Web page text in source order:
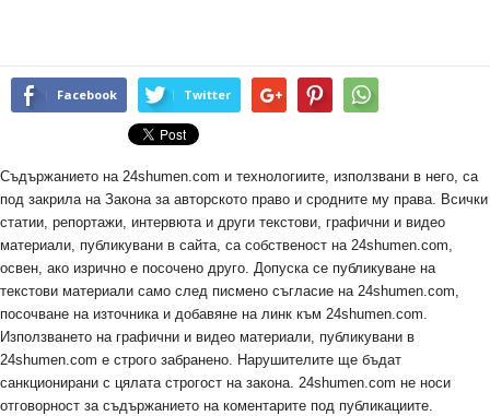
Facebook Twitter
Съдържанието на 24shumen.com и технологиите, използвани в него, са
под закрила на Закона за авторското право и сродните му права. Всички
статии, репортажи, интервюта и други текстови, графични и видео
материали, публикувани в сайта, са собственост на 24shumen.com,
освен, ако изрично е посочено друго. Допуска се публикуване на
текстови материали само след писмено съгласие на 24shumen.com,
посочване на източника и добавяне на линк към 24shumen.com.
Използването на графични и видео материали, публикувани в
24shumen.com е строго забранено. Нарушителите ще бъдат
санкционирани с цялата строгост на закона. 24shumen.com не носи
отговорност за съдържанието на коментарите под публикациите.